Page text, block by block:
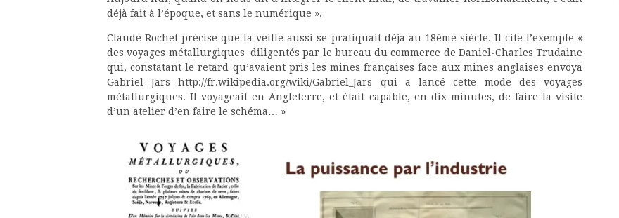
déjà fait à l’époque, et sans le numérique ».
Claude Rochet précise que la veille aussi se pratiquait déjà au 18ème siècle. Il cite l’exemple «
des voyages métallurgiques diligentés par le bureau du commerce de Daniel-Charles Trudaine
qui, constatant le retard qu’avaient pris les mines françaises face aux mines anglaises envoya
Gabriel Jars http://fr.wikipedia.org/wiki/Gabriel_Jars qui a lancé cette mode des voyages
métallurgiques. Il voyageait en Angleterre, et était capable, en dix minutes, de faire la visite
d’un atelier d’en faire le schéma… »